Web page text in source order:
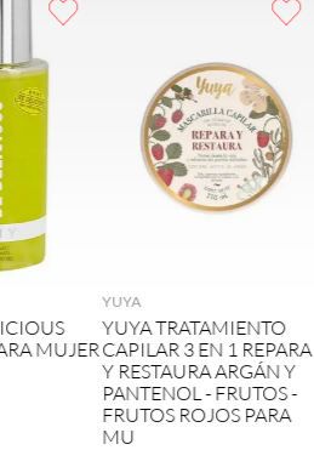
MUJER
YUYA
YUYA TRATAMIENTO
CAPILAR 3 EN 1 REPARA
Y RESTAURA ARGÁN Y
PANTENOL - FRUTOS -
FRUTOS ROJOS PARA
MU